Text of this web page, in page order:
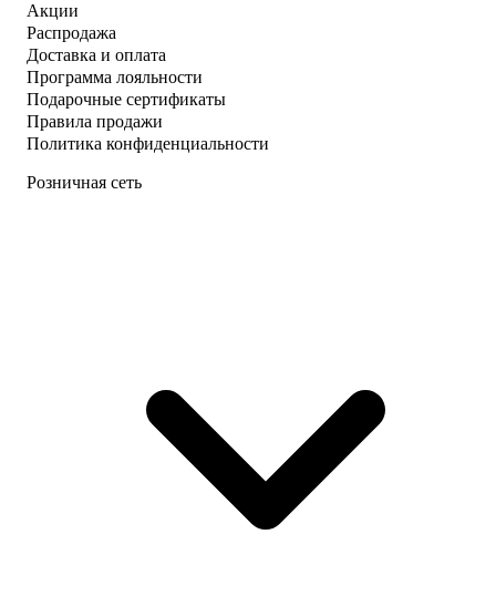
Акции
Распродажа
Доставка и оплата
Программа лояльности
Подарочные сертификаты
Правила продажи
Политика конфиденциальности
Розничная сеть